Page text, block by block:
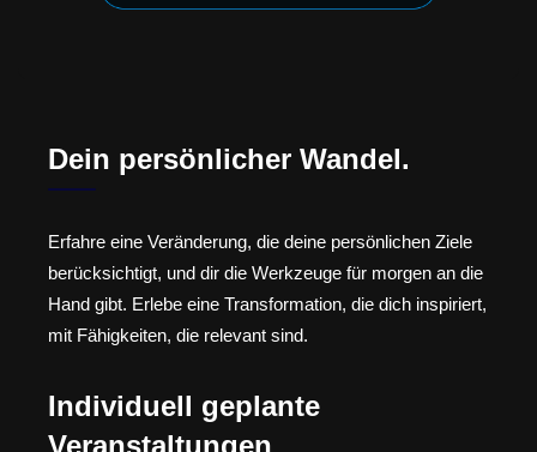
Dein persönlicher Wandel.
Erfahre eine Veränderung, die deine persönlichen Ziele
berücksichtigt, und dir die Werkzeuge für morgen an die
Hand gibt. Erlebe eine Transformation, die dich inspiriert,
mit Fähigkeiten, die relevant sind.
Individuell geplante
Veranstaltungen